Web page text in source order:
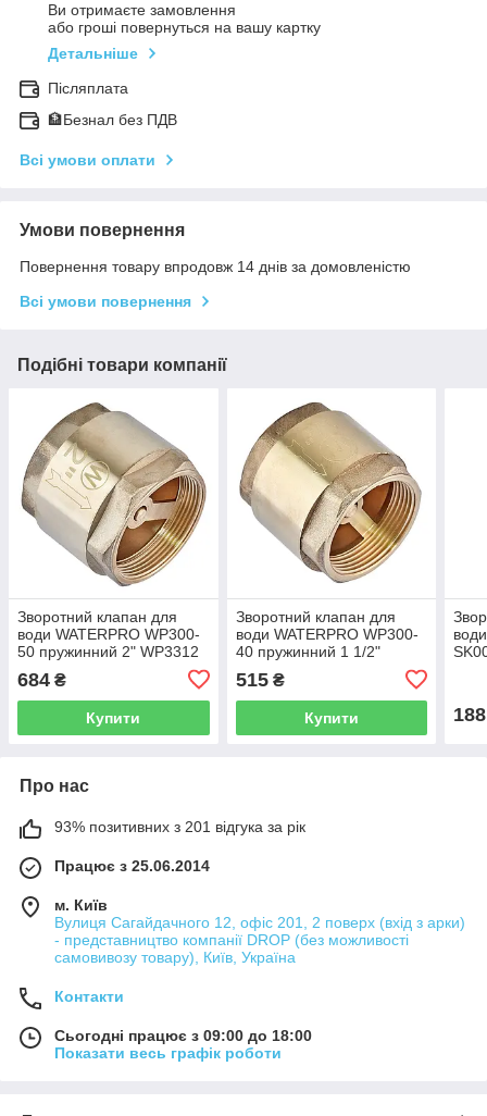
Ви отримаєте замовлення
або гроші повернуться на вашу картку
Детальніше
Післяплата
🏦Безнал без ПДВ
Всі умови оплати
Умови повернення
Повернення товару впродовж 14 днів за домовленістю
Всі умови повернення
Подібні товари компанії
Зворотний клапан для
води WATERPRO WP300-
50 пружинний 2" WP3312
684 ₴
Купити
Зворотний клапан для
води WATERPRO WP300-
40 пружинний 1 1/2"
515₴
Купити 188
Про нас
93% позитивних з 201 відгука за рік
Працює з 25.06.2014
м. Київ
Вулиця Сагайдачного 12, офіс 201, 2 поверх (вхід з арки)
- представництво компанії DROP (без можливості
самовивозу товару), Київ, Україна
Контакти
Сьогодні працює з 09:00 до 18:00
Показати весь графік роботи